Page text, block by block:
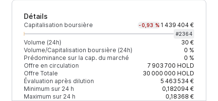
Détails
Capitalisation boursière -0,93 % 1 439 404 €
#2364
Volume (24h)
30 €
Volume/Capitalisation boursière (24h)
0 %
Prédominance sur la cap. du marché
0 %
Offre en circulation
7 903 700 HOLD
Offre Totale
30 000 000 HOLD
Évaluation après dilution
5 463 534 €
Minimum sur 24 h
0,182094 €
Maximum sur 24 h
0,18368 €